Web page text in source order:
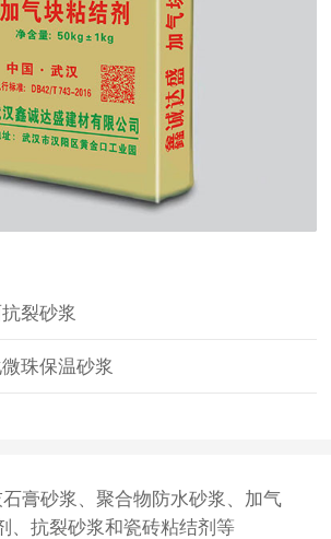
裂砂浆
珠保温砂浆
膏砂浆 、 聚合物防水砂浆 、 加气
、抗裂砂浆和瓷砖粘结剂等